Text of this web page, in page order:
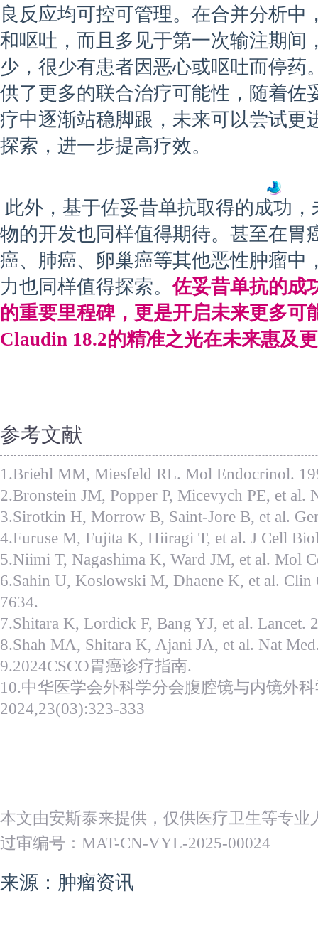
良反应均可控可管理。在合并分析中
和呕吐，而且多见于第一次输注期间
少，很少有患者因恶心或呕吐而停药
供了更多的联合治疗可能性，随着佐
疗中逐渐站稳脚跟，未来可以尝试更
探索，进一步提高疗效。
此外，基于佐妥昔单抗取得的成功
物的开发也同样值得期待。甚至在胃
癌、肺癌、卵巢癌等其他恶性肿瘤中
力也同样值得探索。佐妥昔单抗的成
的重要里程碑，更是开启未来更多可
Claudin 18.2的精准之光在未来惠及
参考文献
1.Briehl MM, Miesfeld RL. Mol Endocrinol.
2.Bronstein JM, Popper P, Micevych PE, et
3.Sirotkin H, Morrow B, Saint-Jore B, et al.
4.Furuse M, Fujita K, Hiiragi T, et al. J Cell
5.Niimi T, Nagashima K, Ward JM, et al. Mol
6.Sahin U, Koslowski M, Dhaene K, et al. Clin
7634.
7.Shitara K, Lordick F, Bang YJ, et al. Lancet.
8.Shah MA, Shitara K, Ajani JA, et al. Nat
9.2024CSCO胃癌诊疗指南.
10.中华医学会外科学分会腹腔镜与内镜外
2024,23(03):323-333
本文由安斯泰来提供，仅供医疗卫生等专业
过审编号：MAT-CN-VYL-2025-00024
来源：肿瘤资讯